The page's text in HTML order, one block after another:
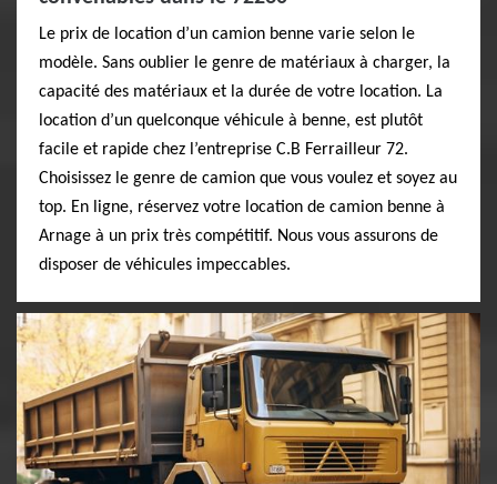
Le prix de location d’un camion benne varie selon le
modèle. Sans oublier le genre de matériaux à charger, la
capacité des matériaux et la durée de votre location. La
location d’un quelconque véhicule à benne, est plutôt
facile et rapide chez l’entreprise C.B Ferrailleur 72.
Choisissez le genre de camion que vous voulez et soyez au
top. En ligne, réservez votre location de camion benne à
Arnage à un prix très compétitif. Nous vous assurons de
disposer de véhicules impeccables.